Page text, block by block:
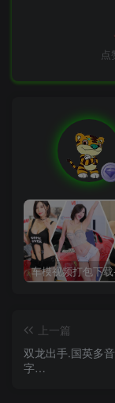
点
上一篇
双龙出手.国英多
字